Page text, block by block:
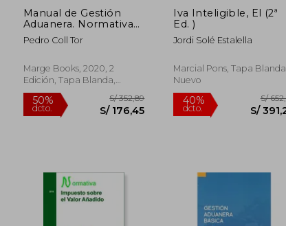
Manual de Gestión
Aduanera. Normativas
y Procedimientos
Clave del Comercio
Normativa y
Procedimientos Clave
Internacional: 0
(Gestiona)
Pedro Coll Tor
Marge Books, 2020, 2
Edición, Tapa Blanda,
Nuevo
50%
dcto. S/ 176,45
Iva Inteligible, El (2ª
Ed. )
Jordi Solé Estalella
Marcial Pons, Tapa Blanda,
Nuevo